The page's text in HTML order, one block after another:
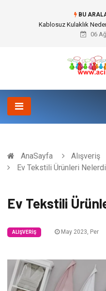
BU
Boşanma Avukatı ile
06
AnaSayfa
Alışveriş
Ev Tekstili Ürünleri
Ev Tekstili
ALIŞVERIŞ May 2023, Per